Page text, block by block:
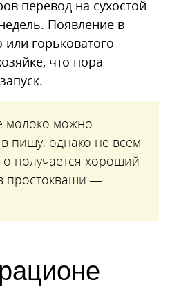
перевод на сухостой
Появление в
горьковатого
что пора
молоко можно
пищу, однако не всем
получается хороший
простокваши —